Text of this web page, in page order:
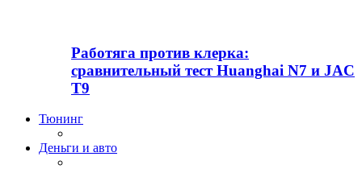
Работяга против клерка:
сравнительный тест Huanghai N7 и JAC
T9
Тюнинг
Деньги и авто